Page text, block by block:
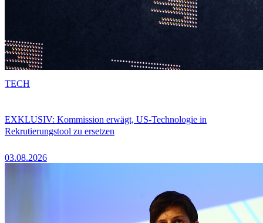
EXKLUSIV: Kommission erwägt, US-Technologie in
Rekrutierungstool zu ersetzen
03.08.2026
TECH